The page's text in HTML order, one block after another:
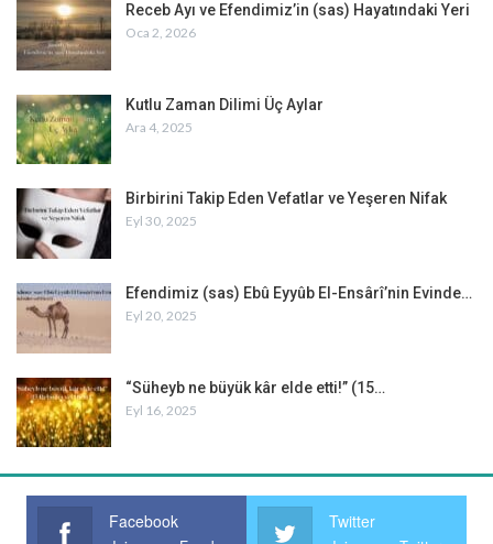
Receb Ayı ve Efendimiz’in (sas) Hayatındaki Yeri
Oca 2, 2026
Kutlu Zaman Dilimi Üç Aylar
Ara 4, 2025
Birbirini Takip Eden Vefatlar ve Yeşeren Nifak
Eyl 30, 2025
Efendimiz (sas) Ebû Eyyûb El-Ensârî’nin Evinde…
Eyl 20, 2025
“Süheyb ne büyük kâr elde etti!” (15…
Eyl 16, 2025
Facebook Twitter